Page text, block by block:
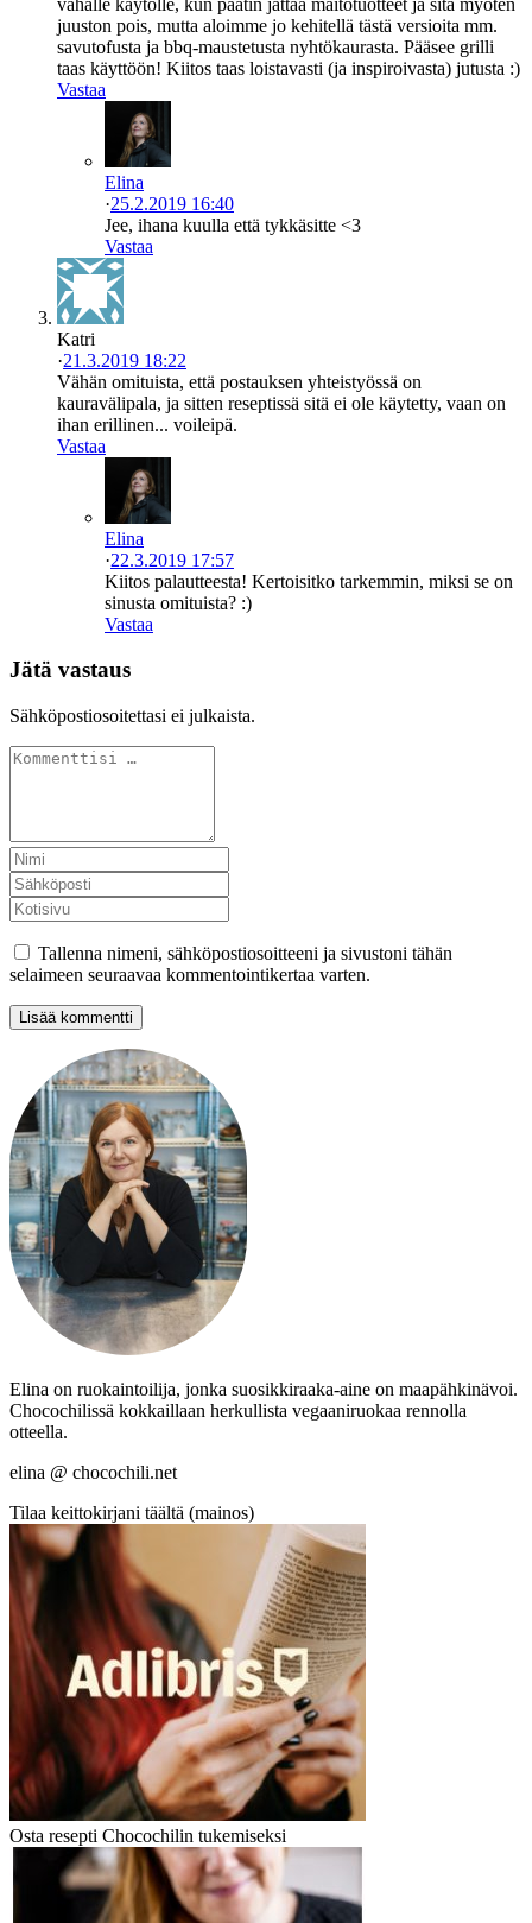
juuston pois, mutta aloimme jo kehitellä tästä versioita mm.
savutofusta ja bbq-maustetusta nyhtökaurasta. Pääsee grilli
taas käyttöön! Kiitos taas loistavasti (ja inspiroivasta) jutusta :)
Vastaa
Elina
·25.2.2019 16:40
Jee, ihana kuulla että tykkäsitte <3
Vastaa
Katri
·21.3.2019 18:22
Vähän omituista, että postauksen yhteistyössä on
kauravälipala, ja sitten reseptissä sitä ei ole käytetty, vaan on
ihan erillinen... voileipä.
Vastaa
Elina
·22.3.2019 17:57
Kiitos palautteesta! Kertoisitko tarkemmin, miksi se on
sinusta omituista? :)
Vastaa
Jätä vastaus
Sähköpostiosoitettasi ei julkaista.
Tallenna nimeni, sähköpostiosoitteeni ja sivustoni tähän
selaimeen seuraavaa kommentointikertaa varten.
Elina on ruokaintoilija, jonka suosikkiraaka-aine on maapähkinävoi.
Chocochilissä kokkaillaan herkullista vegaaniruokaa rennolla
otteella.
elina @ chocochili.net
Tilaa keittokirjani täältä (mainos)
Osta resepti Chocochilin tukemiseksi